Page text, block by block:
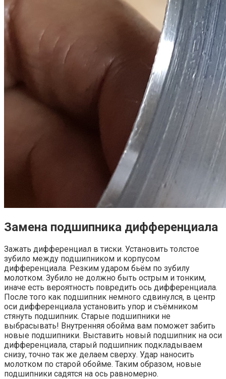
Замена подшипника дифференциала
Зажать дифференциал в тиски. Установить толстое
зубило между подшипником и корпусом
дифференциала. Резким ударом бьём по зубилу
молотком. Зубило не должно быть острым и тонким,
иначе есть вероятность повредить ось дифференциала.
После того как подшипник немного сдвинулся, в центр
оси дифференциала установить упор и съёмником
стянуть подшипник. Старые подшипники не
выбрасывать! Внутренняя обойма вам поможет забить
новые подшипники. Выставить новый подшипник на оси
дифференциала, старый подшипник подкладываем
снизу, точно так же делаем сверху. Удар наносить
молотком по старой обойме. Таким образом, новые
подшипники садятся на ось равномерно.